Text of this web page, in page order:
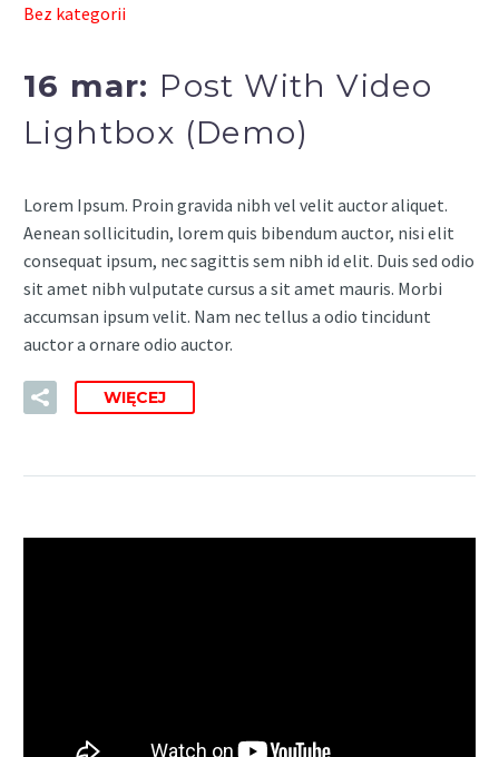
Bez kategorii
16 mar: Post With Video
Lightbox (Demo)
Lorem Ipsum. Proin gravida nibh vel velit auctor aliquet.
Aenean sollicitudin, lorem quis bibendum auctor, nisi elit
consequat ipsum, nec sagittis sem nibh id elit. Duis sed odio
sit amet nibh vulputate cursus a sit amet mauris. Morbi
accumsan ipsum velit. Nam nec tellus a odio tincidunt
auctor a ornare odio auctor.
WIĘCEJ